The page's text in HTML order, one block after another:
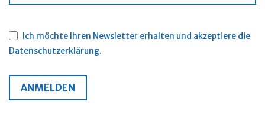
Ich möchte Ihren Newsletter erhalten und akzeptiere die
Datenschutzerklärung.
ANMELDEN